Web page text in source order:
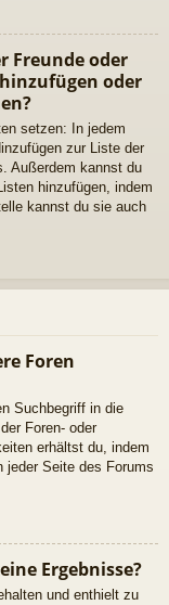
Freunde oder
oder
setzen: In jedem
zur Liste der
Außerdem kannst du
hinzufügen, indem
kannst du sie auch
Foren
Suchbegriff in die
Foren- oder
erhältst du, indem
jeder Seite des Forums
Ergebnisse?
und enthielt zu